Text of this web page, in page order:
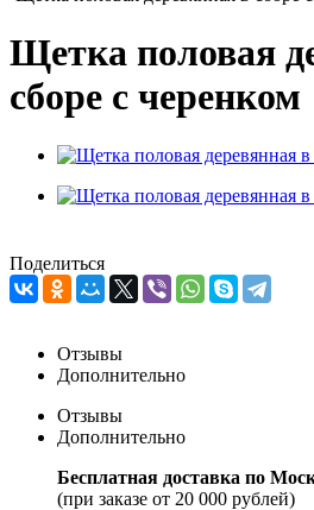
Щетка половая
сборе с черенком
Поделиться
Отзывы
Дополнительно
Отзывы
Дополнительно
Бесплатная доставка по
(при заказе от 20 000 рублей)